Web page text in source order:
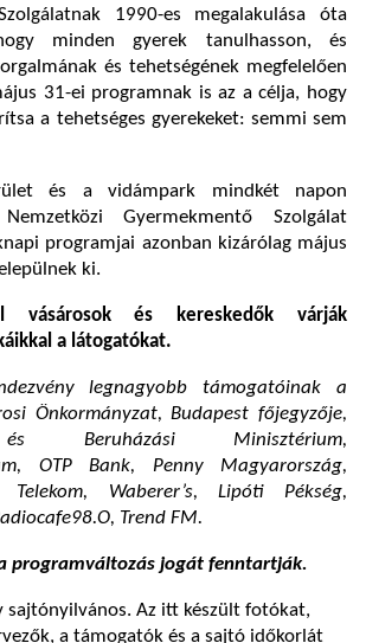
1990-es megalakulása óta
minden gyerek tanulhasson, és
és tehetségének megfelelően
31-ei programnak is az a célja, hogy
a tehetséges gyerekeket: semmi sem
és a vidámpark mindkét napon
Gyermekmentő Szolgálat
programjai azonban kizárólag május
ki.
vásárosok és kereskedők várják
a látogatókat.
legnagyobb támogatóinak a
Önkormányzat, Budapest főjegyzője,
és Beruházási Minisztérium,
OTP Bank, Penny Magyarország,
Telekom, Waberer’s, Lipóti Pékség,
Trend FM.
programváltozás jogát fenntartják.
sajtónyilvános. Az itt készült fotókat,
a támogatók és a sajtó időkorlát